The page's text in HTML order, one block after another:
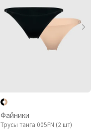
Файники
Трусы танга 005FN (2 шт)